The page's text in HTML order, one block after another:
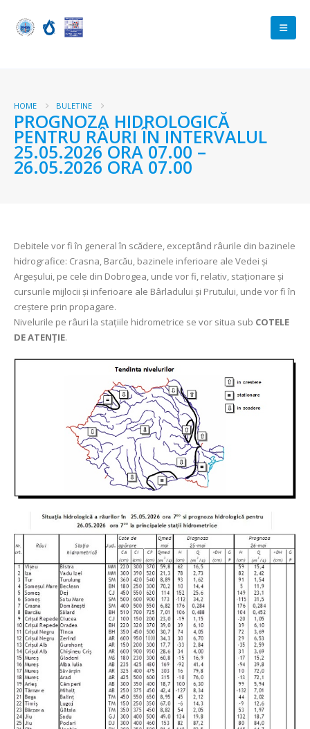
HOME BULETINE
PROGNOZA HIDROLOGICĂ
PENTRU RÂURI ÎN INTERVALUL
25.05.2026 ORA 07.00 –
26.05.2026 ORA 07.00
Debitele vor fi în general în scădere, exceptând râurile din bazinele
hidrografice: Crasna, Barcău, bazinele inferioare ale Vedei și
Argeșului, pe cele din Dobrogea, unde vor fi, relativ, staționare și
cursurile mijlocii și inferioare ale Bârladului și Prutului, unde vor fi în
creștere prin propagare.
Nivelurile pe râuri la stațiile hidrometrice se vor situa sub COTELE
DE ATENȚIE.